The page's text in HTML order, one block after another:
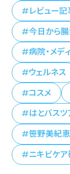
レビュー記
今日から
病院・メデ
ウェルネス
コスメ
はとバスツ
笹野美紀
ニキビケ